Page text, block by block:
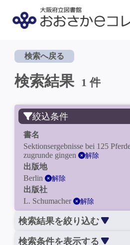
検索へ戻る
検索結果 1 件
絞込条件
書名
Sektionsergebnisse bei 125
zugrunde gingen
解除
出版地
Berlin
解除
出版社
L. Schumacher
解除
検索結果を絞り込む
検索条件を表示する